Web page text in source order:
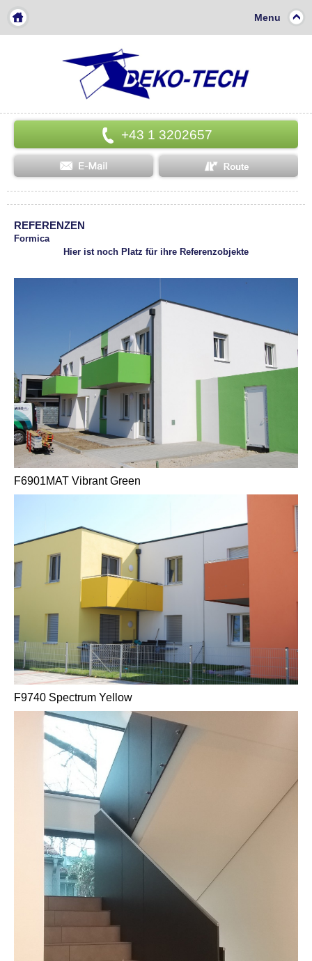
Menu
+43 1 3202657
REFERENZEN
Formica
Hier ist noch Platz für ihre Referenzobjekte
F6901MAT Vibrant Green
F9740 Spectrum Yellow